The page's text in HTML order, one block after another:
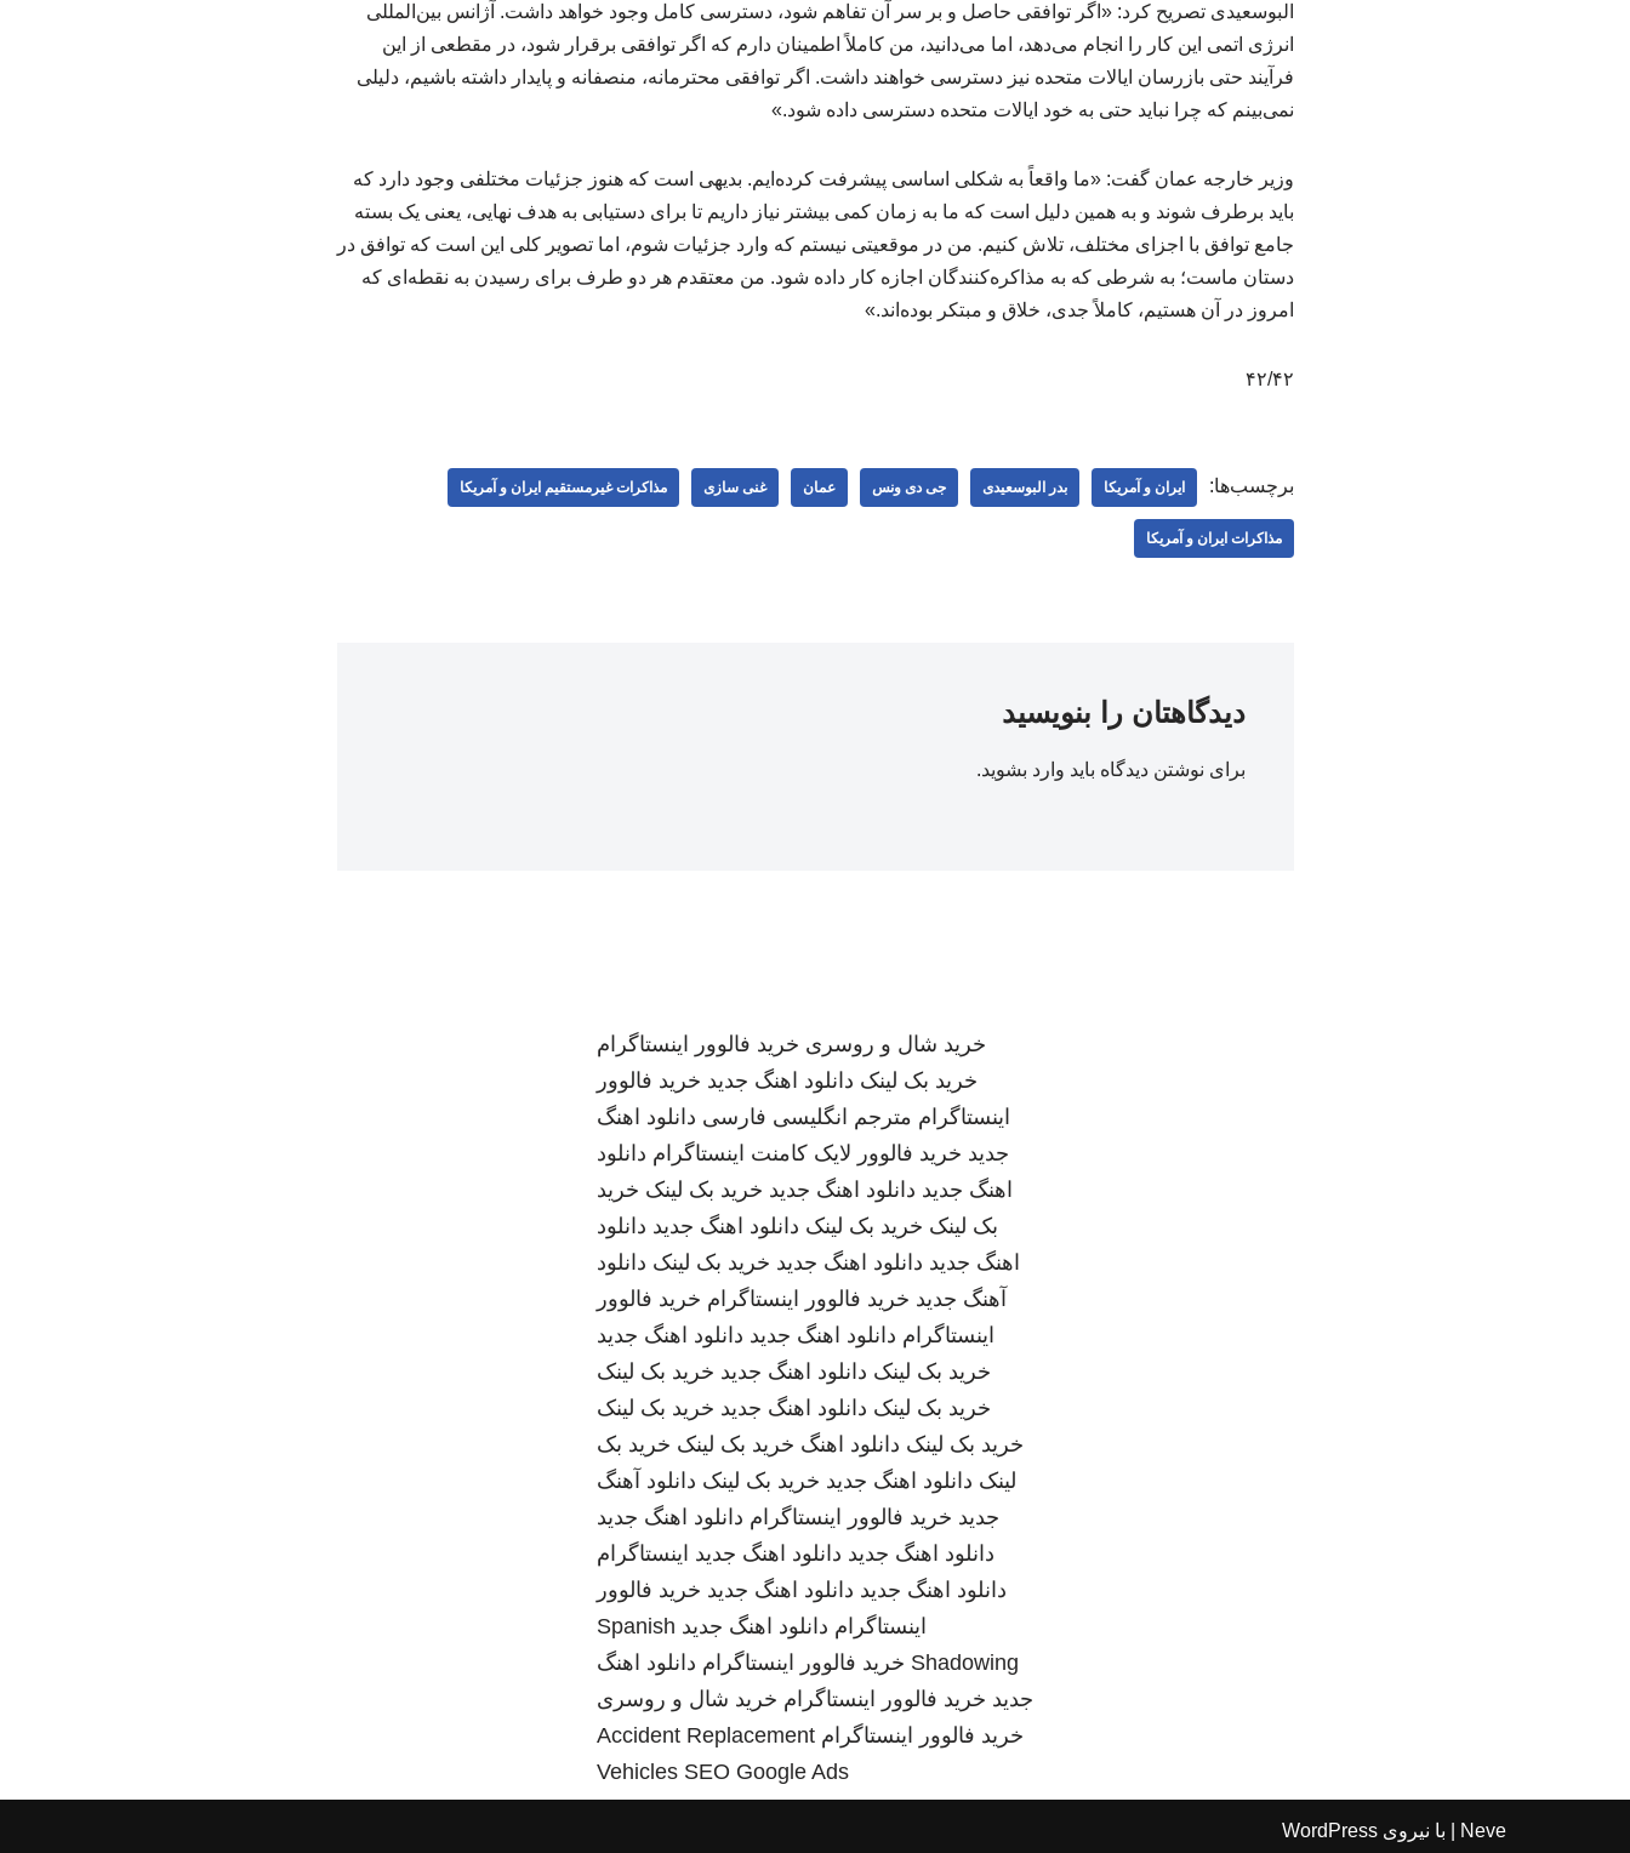
البوسعیدی تصریح کرد: «اگر توافقی حاصل و بر سر آن تفاهم شود، دسترسی کامل وجود خواهد داشت. آژانس بین‌المللی
انرژی اتمی این کار را انجام می‌دهد، اما می‌دانید، من کاملاً اطمینان دارم که اگر توافقی برقرار شود، در مقطعی از این
فرآیند حتی بازرسان ایالات متحده نیز دسترسی خواهند داشت. اگر توافقی محترمانه، منصفانه و پایدار داشته باشیم، دلیلی
نمی‌بینم که چرا نباید حتی به خود ایالات متحده دسترسی داده شود.»
وزیر خارجه عمان گفت: «ما واقعاً به شکلی اساسی پیشرفت کرده‌ایم. بدیهی است که هنوز جزئیات مختلفی وجود دارد که
باید برطرف شوند و به همین دلیل است که ما به زمان کمی بیشتر نیاز داریم تا برای دستیابی به هدف نهایی، یعنی یک بسته
جامع توافق با اجزای مختلف، تلاش کنیم. من در موقعیتی نیستم که وارد جزئیات شوم، اما تصویر کلی این است که توافق در
دستان ماست؛ به شرطی که به مذاکره‌کنندگان اجازه کار داده شود. من معتقدم هر دو طرف برای رسیدن به نقطه‌ای که
امروز در آن هستیم، کاملاً جدی، خلاق و مبتکر بوده‌اند.»
۴۲/۴۲
برچسب‌ها: ایران و آمریکا بدر البوسعیدی جی دی ونس عمان غنی سازی مذاكرات غيرمستقيم ايران و آمریکا
مذاکرات ایران و آمریکا
دیدگاهتان را بنویسید
برای نوشتن دیدگاه باید وارد بشوید.
خرید شال و روسری خرید فالوور اینستاگرام
خرید بک لینک دانلود اهنگ جدید خرید فالوور
اینستاگرام مترجم انگلیسی فارسی دانلود اهنگ
جدید خرید فالوور لایک کامنت اینستاگرام دانلود
اهنگ جدید دانلود اهنگ جدید خرید بک لینک خرید
بک لینک خرید بک لینک دانلود اهنگ جدید دانلود
اهنگ جدید دانلود اهنگ جدید خرید بک لینک دانلود
آهنگ جدید خرید فالوور اینستاگرام خرید فالوور
اینستاگرام دانلود اهنگ جدید دانلود اهنگ جدید
خرید بک لینک دانلود اهنگ جدید خرید بک لینک
خرید بک لینک دانلود اهنگ جدید خرید بک لینک
خرید بک لینک دانلود اهنگ خرید بک لینک خرید بک
لینک دانلود اهنگ جدید خرید بک لینک دانلود آهنگ
جدید خرید فالوور اینستاگرام دانلود اهنگ جدید
دانلود اهنگ جدید دانلود اهنگ جدید اینستاگرام
دانلود اهنگ جدید دانلود اهنگ جدید خرید فالوور
اینستاگرام دانلود اهنگ جدید Spanish
Shadowing خرید فالوور اینستاگرام دانلود اهنگ
جدید خرید فالوور اینستاگرام خرید شال و روسری
خرید فالوور اینستاگرام Accident Replacement
Vehicles SEO Google Ads
Neve | با نیروی WordPress